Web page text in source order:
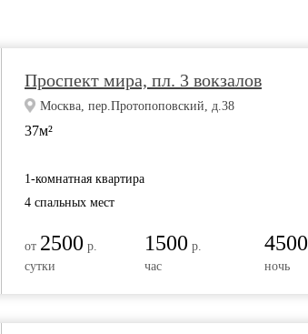
Проспект мира, пл. 3 вокзалов
Москва, пер.Протопоповский, д.38
37м²
1-комнатная квартира
4 спальных мест
от 2500 р.
сутки
1500 р.
час
4500
ночь